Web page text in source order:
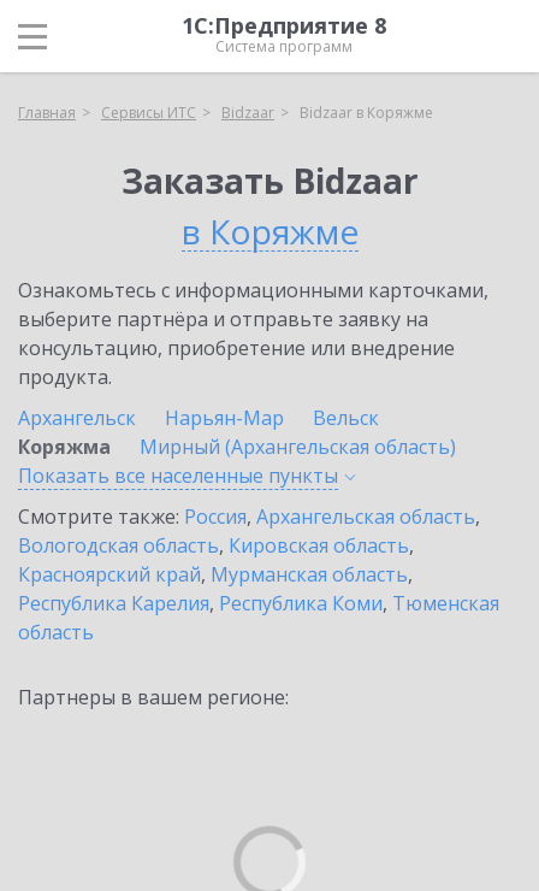
1С:Предприятие 8
Система программ
Главная Сервисы ИТС Bidzaar Bidzaar в Коряжме
Заказать Bidzaar
в Коряжме
Ознакомьтесь с информационными карточками,
выберите партнёра и отправьте заявку на
консультацию, приобретение или внедрение
продукта.
Архангельск
Нарьян-Мар
Вельск
Коряжма
Мирный (Архангельская область)
Показать все населенные пункты
Смотрите также: Россия, Архангельская область,
Вологодская область, Кировская область,
Красноярский край, Мурманская область,
Республика Карелия, Республика Коми, Тюменская
область
Партнеры в вашем регионе: